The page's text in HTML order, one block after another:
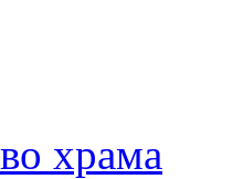
храма